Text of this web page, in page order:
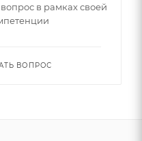
в рамках своей
ВОПРОС